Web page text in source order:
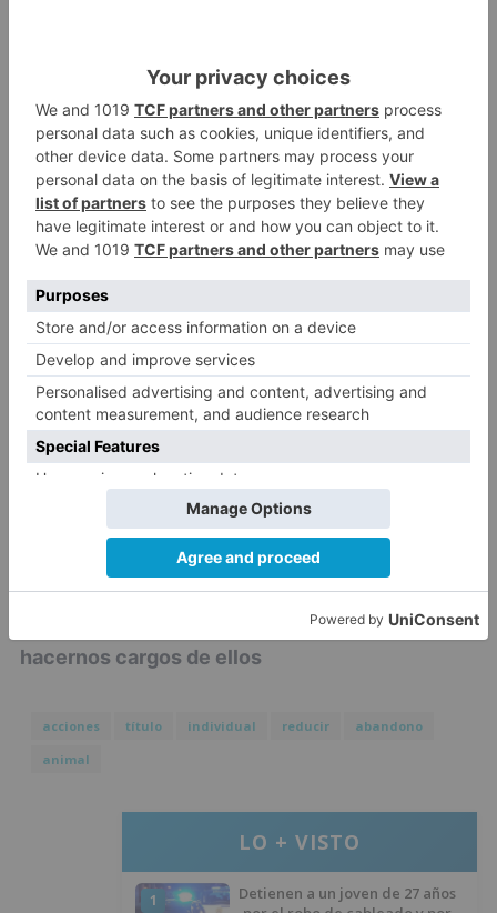
En ese sentido, desde Tiendanimal señalan que:
"antes de incorporar a la familia a ningún animal,
hacernos cargos de ellos
tenencia, así como de las posibles alergias que
pueden generar, del tiempo de dedicación que
necesitan, entre otros factores que resultan
claves en la convivencia. Una vez hayamos
analizado todas estas posibilidades y sepamos
que podemos cubrir sus necesidades sin
problema, estaremos listos para darles la
bienvenida".
debemos ser críticos y valorar si podremos
hacernos cargos de ellos
acciones título individual reducir
abandono
animal
LO + VISTO
1
Detienen a un joven de 27 años